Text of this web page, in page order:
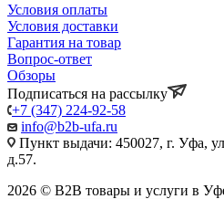
Условия оплаты
Условия доставки
Гарантия на товар
Вопрос-ответ
Обзоры
Подписаться на рассылку
+7 (347) 224-92-58
info@b2b-ufa.ru
Пункт выдачи: 450027, г. Уфа,
д.57.
2026 © B2B товары и услуги в